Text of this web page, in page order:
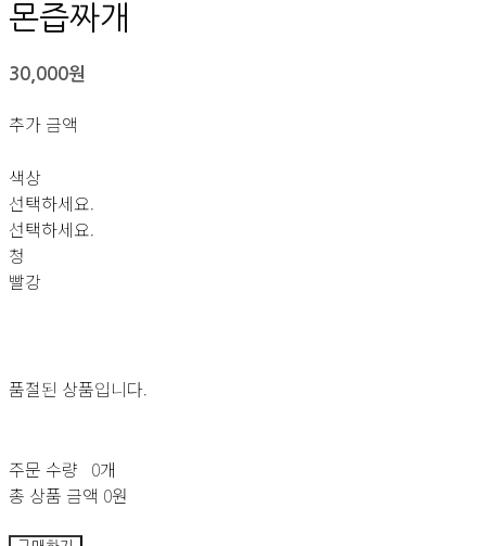
몬즙짜개
30,000원
추가 금액
색상
선택하세요.
선택하세요.
청
빨강
품절된 상품입니다.
주문 수량 0개
총 상품 금액 0원